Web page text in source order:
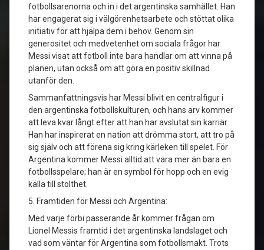
fotbollsarenorna och in i det argentinska samhället. Han
har engagerat sig i välgörenhetsarbete och stöttat olika
initiativ för att hjälpa dem i behov. Genom sin
generositet och medvetenhet om sociala frågor har
Messi visat att fotboll inte bara handlar om att vinna på
planen, utan också om att göra en positiv skillnad
utanför den.
Sammanfattningsvis har Messi blivit en centralfigur i
den argentinska fotbollskulturen, och hans arv kommer
att leva kvar långt efter att han har avslutat sin karriär.
Han har inspirerat en nation att drömma stort, att tro på
sig själv och att förena sig kring kärleken till spelet. För
Argentina kommer Messi alltid att vara mer än bara en
fotbollsspelare; han är en symbol för hopp och en evig
källa till stolthet.
5. Framtiden för Messi och Argentina:
Med varje förbi passerande år kommer frågan om
Lionel Messis framtid i det argentinska landslaget och
vad som väntar för Argentina som fotbollsmakt. Trots